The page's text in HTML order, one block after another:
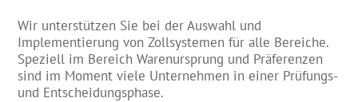
Wir unterstützen Sie bei der Auswahl und
Implementierung von Zollsystemen für alle Bereiche.
Speziell im Bereich Warenursprung und Präferenzen
sind im Moment viele Unternehmen in einer Prüfungs-
und Entscheidungsphase.